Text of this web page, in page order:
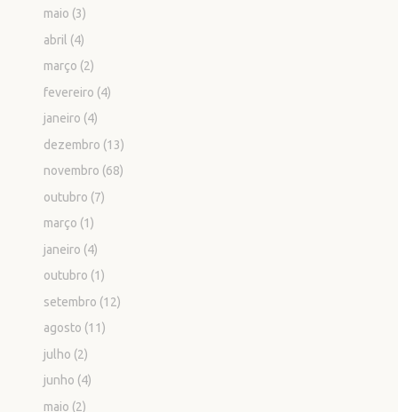
maio (3)
abril (4)
março (2)
fevereiro (4)
janeiro (4)
dezembro (13)
novembro (68)
outubro (7)
março (1)
janeiro (4)
outubro (1)
setembro (12)
agosto (11)
julho (2)
junho (4)
maio (2)